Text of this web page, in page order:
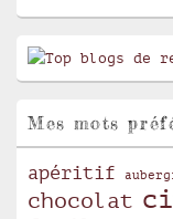
Mes mots
apéritif
chocolat